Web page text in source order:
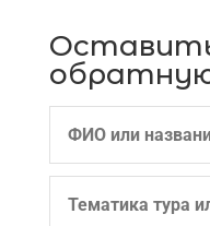
обратную